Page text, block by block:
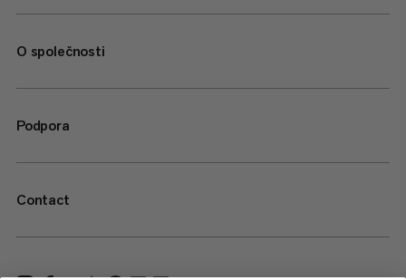
O společnosti
Podpora
Contact